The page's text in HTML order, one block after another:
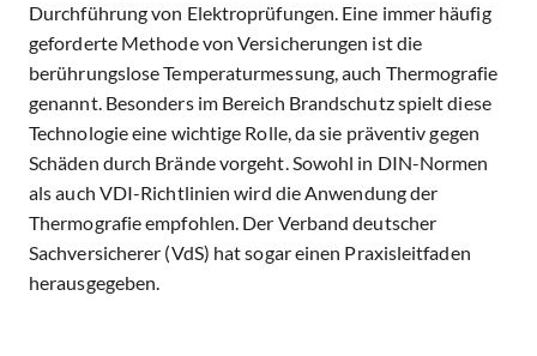
Durchführung von Elektroprüfungen. Eine immer häufig
geforderte Methode von Versicherungen ist die
berührungslose Temperaturmessung, auch Thermografie
genannt. Besonders im Bereich Brandschutz spielt diese
Technologie eine wichtige Rolle, da sie präventiv gegen
Schäden durch Brände vorgeht. Sowohl in DIN-Normen
als auch VDI-Richtlinien wird die Anwendung der
Thermografie empfohlen. Der Verband deutscher
Sachversicherer (VdS) hat sogar einen Praxisleitfaden
herausgegeben.